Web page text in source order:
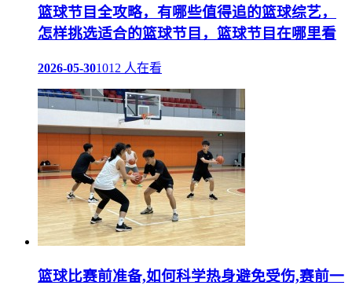
篮球节目全攻略，有哪些值得追的篮球综艺，
怎样挑选适合的篮球节目，篮球节目在哪里看
2026-05-301012 人在看
篮球比赛前准备,如何科学热身避免受伤,赛前一